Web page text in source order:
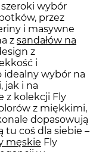
wybór
przez
i masywne
z sandałów na
z
i
idealny wybór na
jak i na
z kolekcji Fly
z miękkimi,
dopasowują
tu coś dla siebie –
męskie Fly